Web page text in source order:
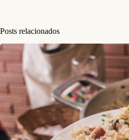
Posts relacionados